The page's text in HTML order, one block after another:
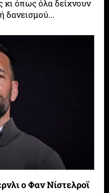
κι όπως όλα δείχνουν
δανεισμού...
ο Φαν Νίστελροϊ